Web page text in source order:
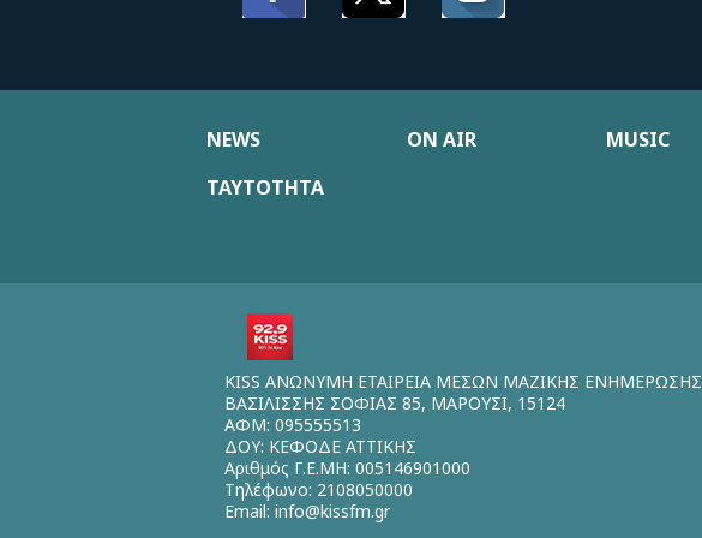
NEWS ON AIR MUSIC
ΤΑΥΤΟΤΗΤΑ
KISS ΑΝΩΝΥΜΗ ΕΤΑΙΡΕΙΑ ΜΕΣΩΝ ΜΑΖΙΚΗΣ ΕΝΗΜΕΡΩΣΗΣ
ΒΑΣΙΛΙΣΣΗΣ ΣΟΦΙΑΣ 85, ΜΑΡΟΥΣΙ, 15124
ΑΦΜ: 095555513
ΔΟΥ: ΚΕΦΟΔΕ ΑΤΤΙΚΗΣ
Αριθμός Γ.Ε.ΜΗ: 005146901000
Τηλέφωνο: 2108050000
Email: info@kissfm.gr